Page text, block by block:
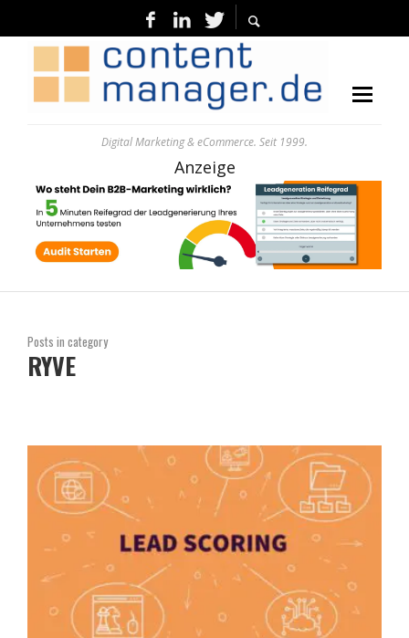
Digital Marketing & eCommerce. Seit 1999.
Anzeige
Posts in category
RYVE